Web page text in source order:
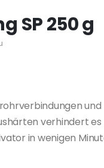
SP 250 g
und
verhindert es
in wenigen